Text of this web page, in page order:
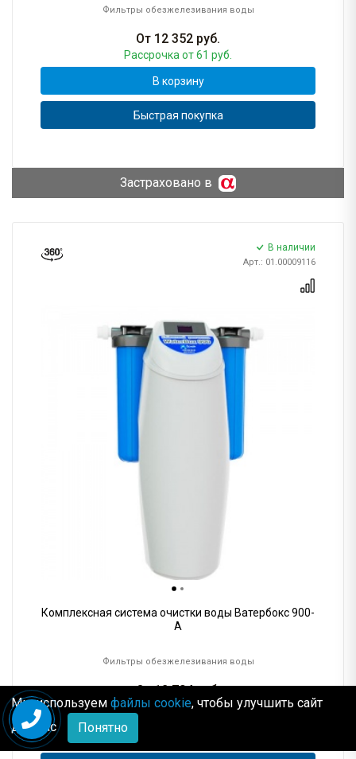
Фильтры обезжелезивания воды
От 12 352 руб.
Рассрочка от 61 руб.
В корзину
Быстрая покупка
Застраховано в
В наличии
Арт.: 01.00009116
Комплексная система очистки воды Ватербокс 900-
А
Фильтры обезжелезивания воды
От12 704руб.
Рассрочкаот 63 руб.
Мы используем файлы cookie, чтобы улучшить сайт
для Вас
Понятно